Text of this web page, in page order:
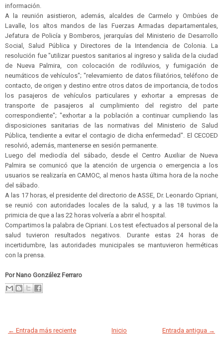
información.
A la reunión asistieron, además, alcaldes de Carmelo y Ombúes de
Lavalle, los altos mandos de las Fuerzas Armadas departamentales,
Jefatura de Policía y Bomberos, jerarquías del Ministerio de Desarrollo
Social, Salud Pública y Directores de la Intendencia de Colonia. La
resolución fue "utilizar puestos sanitarios al ingreso y salida de la ciudad
de Nueva Palmira, con colocación de rodiluvios, y fumigación de
neumáticos de vehículos"; "relevamiento de datos filiatórios, teléfono de
contacto, de origen y destino entre otros datos de importancia, de todos
los pasajeros de vehículos particulares y exhortar a empresas de
transporte de pasajeros al cumplimiento del registro del parte
correspondiente"; "exhortar a la población a continuar cumpliendo las
disposiciones sanitarias de las normativas del Ministerio de Salud
Pública, tendiente a evitar el contagio de dicha enfermedad". El CECOED
resolvió, además, mantenerse en sesión permanente.
Luego del mediodía del sábado, desde el Centro Auxiliar de Nueva
Palmira se comunicó que la atención de urgencia o emergencia a los
usuarios se realizaría en CAMOC, al menos hasta última hora de la noche
del sábado.
A las 17 horas, el presidente del directorio de ASSE, Dr. Leonardo Cipriani,
se reunió con autoridades locales de la salud, y a las 18 tuvimos la
primicia de que a las 22 horas volvería a abrir el hospital.
Compartimos la palabra de Cipriani. Los test efectuados al personal de la
salud tuvieron resultados negativos. Durante estas 24 horas de
incertidumbre, las autoridades municipales se mantuvieron herméticas
con la prensa.
Por Nano González Ferraro
← Entrada más reciente Entrada antigua →
Inicio